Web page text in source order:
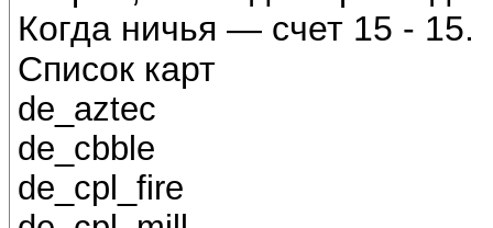
Когда ничья — счет 15 - 15.
Список карт
de_aztec
de_cbble
de_cpl_fire